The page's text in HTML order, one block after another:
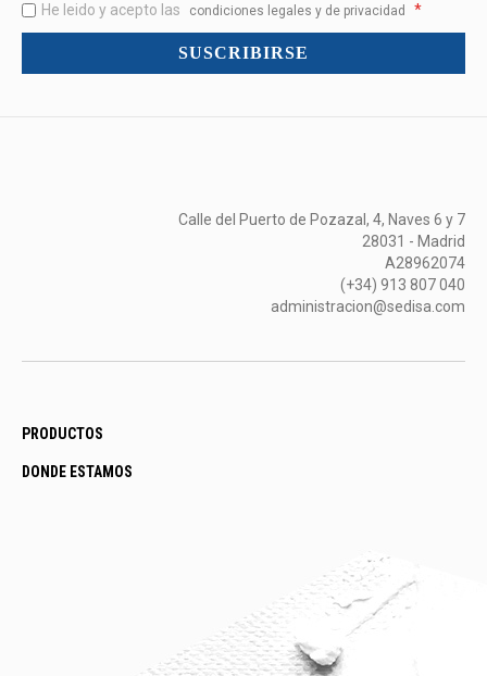
y
mucho
He leido y acepto las condiciones legales y de privacidad *
SUSCRIBIRSE
Calle del Puerto de Pozazal, 4, Naves 6 y 7
28031 - Madrid
A28962074
(+34) 913 807 040
administracion@sedisa.com
PRODUCTOS
DONDE ESTAMOS